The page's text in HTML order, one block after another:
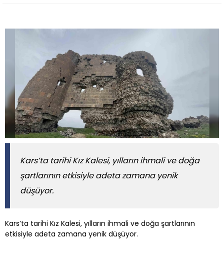
Kars’ta tarihi Kız Kalesi, yılların ihmali ve doğa
şartlarının etkisiyle adeta zamana yenik
düşüyor.
Kars’ta tarihi Kız Kalesi, yılların ihmali ve doğa şartlarının
etkisiyle adeta zamana yenik düşüyor.